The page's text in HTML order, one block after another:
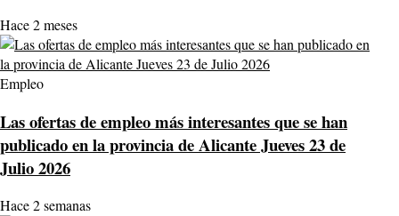
Hace 2 meses
Empleo
Las ofertas de empleo más interesantes que se han
publicado en la provincia de Alicante Jueves 23 de
Julio 2026
Hace 2 semanas